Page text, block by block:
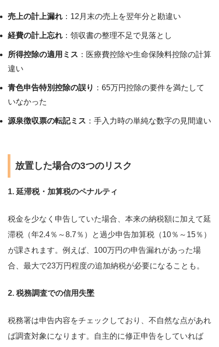
売上の計上漏れ ：12月末の売上を翌年分と勘違い
経費の計上忘れ ：領収書の整理不足で見落とし
所得控除の適用ミス ：医療費控除や生命保険料控除の計算
違い
青色申告特別控除の誤り ：65万円控除の要件を満たして
いなかった
源泉徴収票の転記ミス ：手入力時の単純な数字の見間違い
放置した場合の3つのリスク
1. 延滞税・加算税のペナルティ
税金を少なく申告していた場合、本来の納税額に加えて延
滞税（年2.4％～8.7％）と過少申告加算税（10％～15％）
が課されます。例えば、100万円の申告漏れがあった場
合、最大で23万円程度の追加納税が必要になることも。
2. 税務調査での信用失墜
税務署は申告内容をチェックしており、不自然な点があれ
ば調査対象になります。自主的に修正申告をしていれば